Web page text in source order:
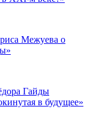
Межуева о
Гайды
в будущее»